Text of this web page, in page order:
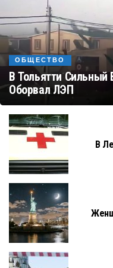
ОБЩЕСТВО
В Тольятти
Оборвал ЛЭП
В